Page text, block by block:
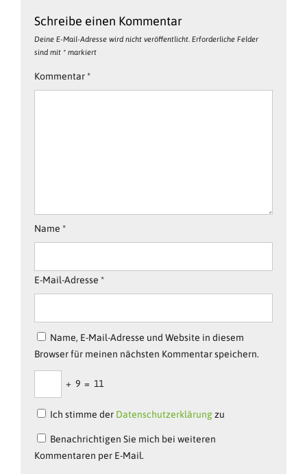
Schreibe einen Kommentar
Deine E-Mail-Adresse wird nicht veröffentlicht. Erforderliche Felder
sind mit * markiert
Kommentar*
Name *
E-Mail-Adresse *
Name, E-Mail-Adresse und Website in diesem
Browser für meinen nächsten Kommentar speichern.
+ 9 = 11
Ich stimme der Datenschutzerklärungzu
Benachrichtigen Sie mich bei weiteren
Kommentaren per E-Mail.